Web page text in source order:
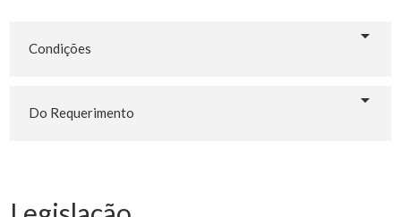
Condições
Do Requerimento